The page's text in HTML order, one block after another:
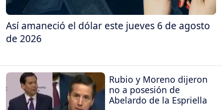
Así amaneció el dólar este jueves 6 de agosto
de 2026
Rubio y Moreno dijeron
no a posesión de
Abelardo de la Espriella